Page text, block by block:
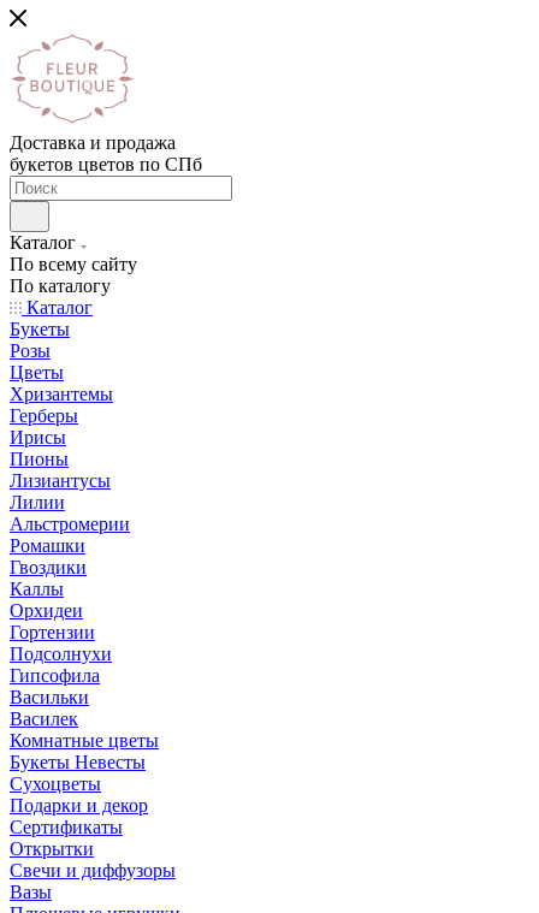
Доставка и продажа
букетов цветов по СПб
Каталог
По всему сайту
По каталогу
Каталог
Букеты
Розы
Цветы
Хризантемы
Герберы
Ирисы
Пионы
Лизиантусы
Лилии
Альстромерии
Ромашки
Гвоздики
Каллы
Орхидеи
Гортензии
Подсолнухи
Гипсофила
Васильки
Василек
Комнатные цветы
Букеты Невесты
Сухоцветы
Подарки и декор
Сертификаты
Открытки
Свечи и диффузоры
Вазы